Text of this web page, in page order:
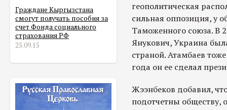
Граждане Кыргызстана
смогут получать пособия за
счет Фонда социального
страхования РФ
25.09.15
геополитическая
сильная оппозиция, у
Таможенного союза. В
Янукович, Украина
страной. Атамбаев
года он ее сделал
Жээнбеков добавил,
подотчетны обществу,